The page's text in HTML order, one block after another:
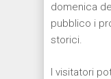
domenica
pubblico i
storici.
I visitatori